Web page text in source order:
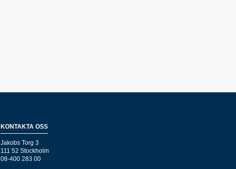
KONTAKTA OSS
Jakobs Torg 3
111 52 Stockholm
08-400 283 00